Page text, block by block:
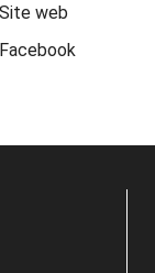
Site web
Facebook